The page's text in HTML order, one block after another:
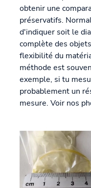
obtenir une
préservatifs.
d'indiquer soit le
complète des
flexibilité du
méthode est
exemple, si tu
probablement un
mesure. Voir nos